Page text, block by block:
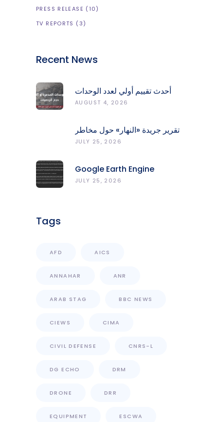
PRESS RELEASE (10)
TV REPORTS (3)
Recent News
أحدث تقييم أولي لعدد الوحدات
المدمّرة والمتضرّرة وحجم
AUGUST 4, 2026
تقرير جريدة «النهار» حول مخاطر
حرائق الغابات في لبنان وجهود
JULY 25, 2026
Google Earth Engine
Grants CNRS-L Partner Tier
JULY 25, 2026
Tags
AFD AICS
ANNAHAR ANR
ARAB STAG BBC NEWS
CIEWS CIMA
CIVIL DEFENSE CNRS-L
DG ECHO DRM
DRONE DRR
EQUIPMENT ESCWA